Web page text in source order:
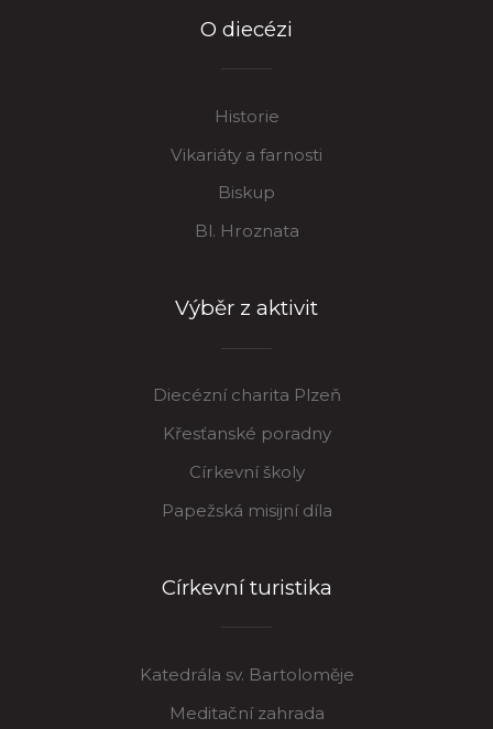
O diecézi
Historie
Vikariáty a farnosti
Biskup
Bl. Hroznata
Výběr z aktivit
Diecézní charita Plzeň
Křesťanské poradny
Církevní školy
Papežská misijní díla
Církevní turistika
Katedrála sv. Bartoloměje
Meditační zahrada